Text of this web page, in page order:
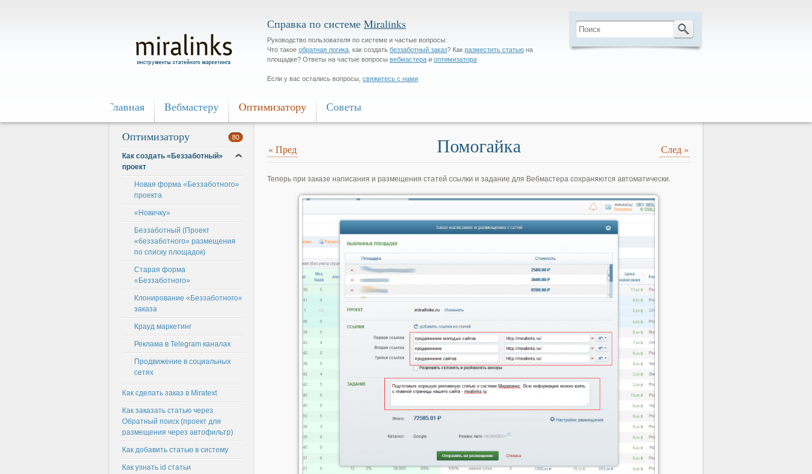
Справка по системе Miralinks
Руководство пользователя по системе и частые вопросы:
Что такое обратная логика , как создать беззаботный заказ? Как разместить статью на
площадке? Ответы на частые вопросы вебмастера и оптимизатора
Если у вас остались вопросы, свяжитесь с нами
Главная Bебмастеру Oптимизатору Советы
«Пред След»
Помогайка
Теперь при заказе написания и размещения статей ссылки и задание для Вебмастера сохраняются автоматически.
Oптимизатору 80
Как создать «Беззаботный»
проект
Новая форма «Беззаботного»
проекта
«Новичку»
Беззаботный (Проект
«беззаботного» размещения
по списку площадок)
Старая форма
«Беззаботного»
Клонирование «Беззаботного»
заказа
Крауд маркетинг
Реклама в Telegram каналах
Продвижение в социальных
сетях
Как сделать заказ в Miratext
Как заказать статью через
Обратный поиск (проект для
размещения через автофильтр)
Как добавить статью в систему
Как узнать id статьи